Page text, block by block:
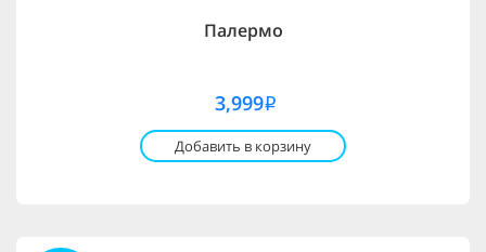
Палермо
3,999i
Добавить в корзину